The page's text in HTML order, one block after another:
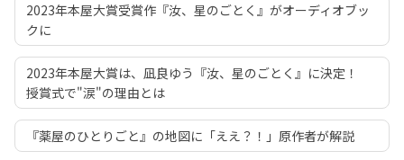
2023年本屋大賞受賞作『汝、星のごとく』がオーディオブッ
クに
2023年本屋大賞は、凪良ゆう『汝、星のごとく』に決定！
授賞式で"涙"の理由とは
『薬屋のひとりごと』の地図に「ええ？！」原作者が解説